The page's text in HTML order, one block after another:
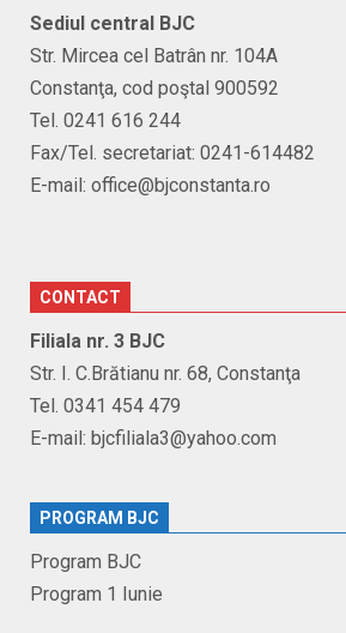
Sediul central BJC
Str. Mircea cel Batrân nr. 104A
Constanţa, cod poştal 900592
Tel. 0241 616 244
Fax/Tel. secretariat: 0241-614482
E-mail: office@bjconstanta.ro
CONTACT
Filiala nr. 3 BJC
Str. I. C.Brătianu nr. 68, Constanţa
Tel. 0341 454 479
E-mail: bjcfiliala3@yahoo.com
PROGRAM BJC
Program BJC
Program 1 Iunie